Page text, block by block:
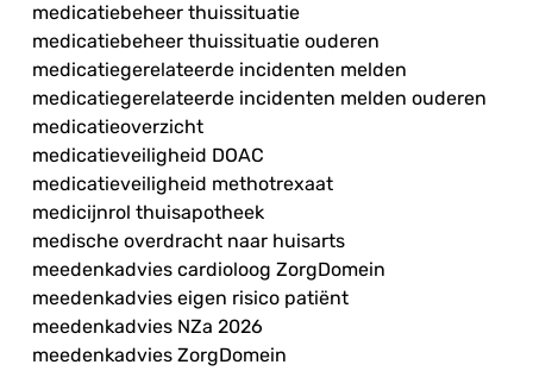
medicatiebeheer thuissituatie
medicatiebeheer thuissituatie ouderen
medicatiegerelateerde incidenten melden
medicatiegerelateerde incidenten melden ouderen
medicatieoverzicht
medicatieveiligheid DOAC
medicatieveiligheid methotrexaat
medicijnrol thuisapotheek
medische overdracht naar huisarts
meedenkadvies cardioloog ZorgDomein
meedenkadvies eigen risico patiënt
meedenkadvies NZa 2026
meedenkadvies ZorgDomein